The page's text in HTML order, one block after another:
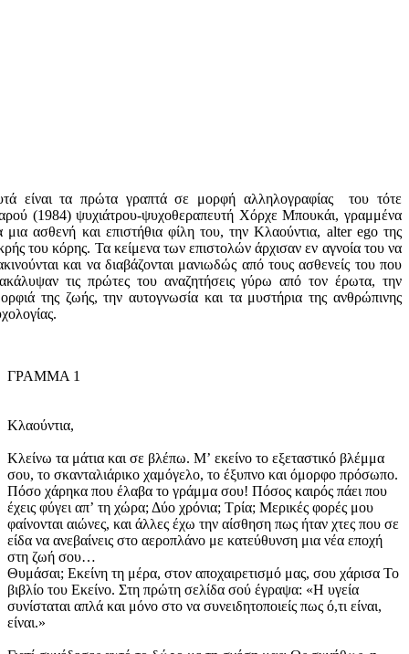
είναι τα πρώτα γραπτά σε μορφή αλληλογραφίας του τότε
(1984) ψυχιάτρου-ψυχοθεραπευτή Χόρχε Μπουκάι, γραμμένα
μια ασθενή και επιστήθια φίλη του, την Κλαούντια, alter ego της
του κόρης. Τα κείμενα των επιστολών άρχισαν εν αγνοία του να
και να διαβάζονται μανιωδώς από τους ασθενείς του που
τις πρώτες του αναζητήσεις γύρω από τον έρωτα, την
της ζωής, την αυτογνωσία και τα μυστήρια της ανθρώπινης
ΓΡΑΜΜΑ 1
Κλαούντια,
Κλείνω τα μάτια και σε βλέπω. Μʼ εκείνο το εξεταστικό βλέμμα
σου, το σκανταλιάρικο χαμόγελο, το έξυπνο και όμορφο πρόσωπο.
Πόσο χάρηκα που έλαβα το γράμμα σου! Πόσος καιρός πάει που
έχεις φύγει απʼ τη χώρα; Δύο χρόνια; Τρία; Μερικές φορές μου
φαίνονται αιώνες, και άλλες έχω την αίσθηση πως ήταν χτες που σε
είδα να ανεβαίνεις στο αεροπλάνο με κατεύθυνση μια νέα εποχή
στη ζωή σου…
Θυμάσαι; Εκείνη τη μέρα, στον αποχαιρετισμό μας, σου χάρισα Το
βιβλίο του Εκείνο. Στη πρώτη σελίδα σού έγραψα: «Η υγεία
συνίσταται απλά και μόνο στο να συνειδητοποιείς πως ό,τι είναι,
είναι.»